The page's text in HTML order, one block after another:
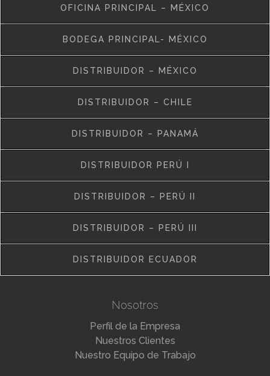
OFICINA PRINCIPAL – MÉXICO
BODEGA PRINCIPAL- MÉXICO
DISTRIBUIDOR – MÉXICO
DISTRIBUIDOR – CHILE
DISTRIBUIDOR – PANAMÁ
DISTRIBUIDOR PERÚ I
DISTRIBUIDOR – PERÚ II
DISTRIBUIDOR – PERÚ III
DISTRIBUIDOR ECUADOR
Nosotros
Perfil de la Empresa
Nuestros Clientes
Nuestro Equipo de Trabajo